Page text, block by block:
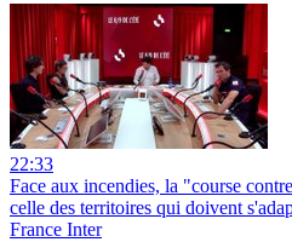
22:33
Face aux incendies, la "course
celle des territoires qui doivent
France Inter